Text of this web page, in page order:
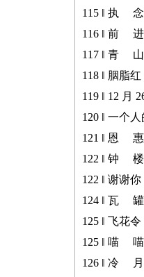
115 ‖ 执 念
116 ‖ 前 进
117 ‖ 青 山
118 ‖ 胭脂红
119 ‖ 12 月
120 ‖ 一个
121 ‖ 恩 惠
122 ‖ 钟 楼
122 ‖ 谢谢你
124 ‖ 瓦 罐
125 ‖ 飞花令
125 ‖ 喵 喵
126 ‖ 冷 月